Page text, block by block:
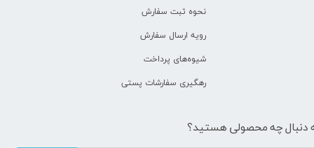
نحوه ثبت سفارش
رویه ارسال سفارش
شیوه‌های پرداخت
رهگیری سفارشات پستی
دنبال چه محصولی هستید؟